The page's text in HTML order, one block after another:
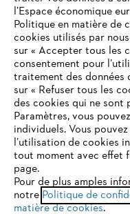
VOTRE
N'EST PLUS
Vous utilisez un
en charge, et certaines
peuvent fonctionner
optimale de notre site,
l'un des navigateurs
l’Espace économique
Politique en matière de
cookies utilisés par
sur « Accepter tous les
consentement pour
traitement des données
sur « Refuser tous les
des cookies qui ne sont
Paramètres, vous
individuels. Vous
l’utilisation de cookies
tout moment avec effet
page.
Pour de plus amples
notre Politique de
matière de cookies.